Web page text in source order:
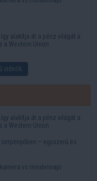
alakítja át a pénz világát a
a Western Union
videók
alakítja át a pénz világát a
a Western Union
– egyszerű és
vs mindennapi